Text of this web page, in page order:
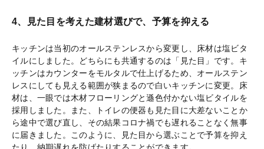
4、見た目を考えた建材選びで、予算を抑える
キッチンは当初のオールステンレスから変更し、床材は塩ビタ
イルにしました。どちらにも共通するのは「見た目」です。キ
ッチンはカウンターをモルタルで仕上げるため、オールステン
レスにしても見える範囲が狭まるので白いキッチンに変更。床
材は、一眼では木材フローリングと遜色付かない塩ビタイルを
採用しました。また、トイレの便器も見た目に大差ないことか
ら途中で選び直し、その結果コロナ禍でも遅れることなく無事
に届きました。このように、見た目から選ぶことで予算を抑え
たり、納期遅れを防げたりすることができます。